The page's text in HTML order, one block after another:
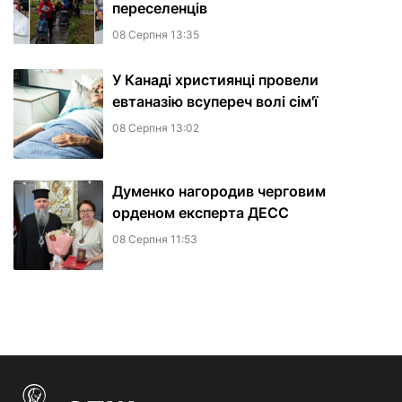
переселенців
08 Серпня 13:35
У Канаді християнці провели
евтаназію всупереч волі сім'ї
08 Серпня 13:02
Думенко нагородив черговим
орденом експерта ДЕСС
08 Серпня 11:53